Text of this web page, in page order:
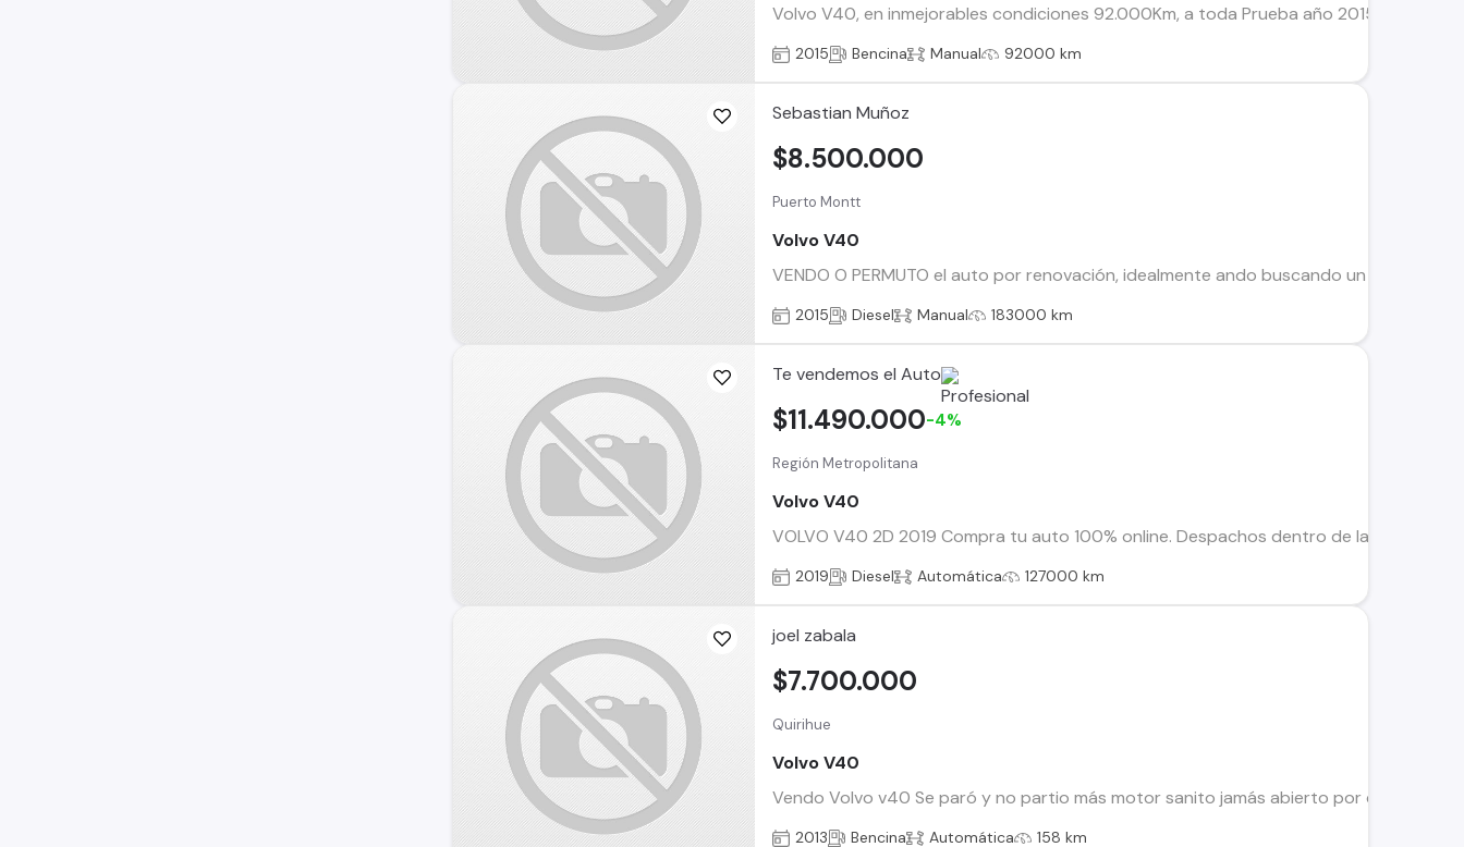
Volvo V40, en inmejorables condiciones 92.000Km, a toda Prueba año
2015 Bencina Manual 92000 km
Sebastian Muñoz
Puerto Montt
Volvo V40
VENDO O PERMUTO el auto por renovación, idealmente ando buscando un Jeep, el
$8.500.000
2015 Diesel Manual 183000 km
Te vendemos el Auto
Región Metropolitana
Volvo V40
VOLVO V40 2D 2019 Compra tu auto 100% online. Despachos dentro de la RM y
$11.490.000-4%
2019 Diesel Automática 127000 km
joel zabala
Quirihue
Volvo V40
Vendo Volvo v40 Se paró y no partio más motor sanito jamás abierto por dentro
$7.700.000
2013 Bencina Automática 158 km